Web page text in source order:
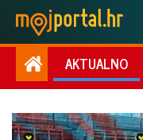
AKTUALNO